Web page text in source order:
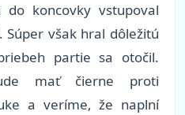
koncovky vstupoval
však hral dôležitú
partie sa otočil.
mať čierne proti
a veríme, že naplní